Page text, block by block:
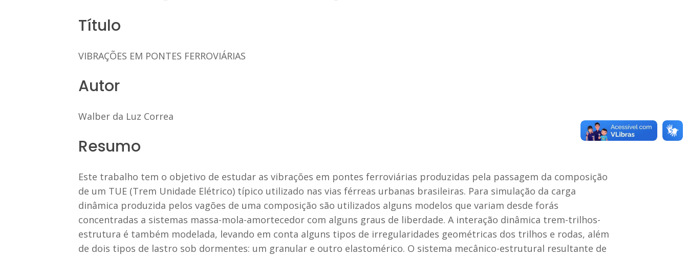
Título
VIBRAÇÕES EM PONTES FERROVIÁRIAS
Autor
Walber da Luz Correa
Resumo
Este trabalho tem o objetivo de estudar as vibrações em pontes ferroviárias produzidas pela passagem da composição
de um TUE (Trem Unidade Elétrico) típico utilizado nas vias férreas urbanas brasileiras. Para simulação da carga
dinâmica produzida pelos vagões de uma composição são utilizados alguns modelos que variam desde forás
concentradas a sistemas massa-mola-amortecedor com alguns graus de liberdade. A interação dinâmica trem-trilhos-
estrutura é também modelada, levando em conta alguns tipos de irregularidades geométricas dos trilhos e rodas, além
de dois tipos de lastro sob dormentes: um granular e outro elastomérico. O sistema mecânico-estrutural resultante de